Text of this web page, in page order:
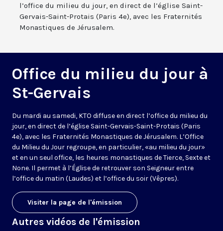
l’office du milieu du jour, en direct de l’église Saint-
Gervais-Saint-Protais (Paris 4e), avec les Fraternités
Monastiques de Jérusalem.
Office du milieu du jour à
St-Gervais
Du mardi au samedi, KTO diffuse en direct l’office du milieu du
jour, en direct de l’église Saint-Gervais-Saint-Protais (Paris
4e), avec les Fraternités Monastiques de Jérusalem. L’Office
du Milieu du Jour regroupe, en particulier, «au milieu du jour»
et en un seul office, les heures monastiques de Tierce, Sexte et
None. Il permet à l’Église de retrouver son Seigneur entre
l’office du matin (Laudes) et l’office du soir (Vêpres).
Visiter la page de l'émission
Autres vidéos de l'émission